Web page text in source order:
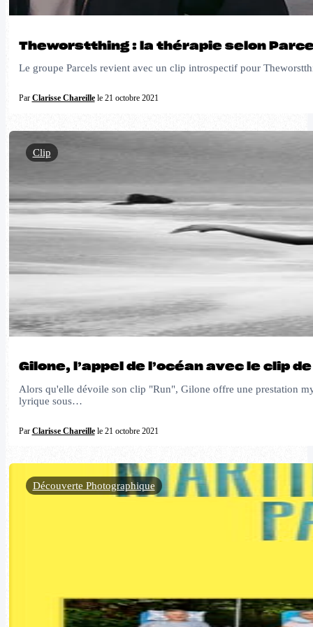
Theworstthing : la thérapie selon
Le groupe Parcels revient avec un clip introspectif pour
Par Clarisse Chareillele 21 octobre 2021
Gilone, l’appel de l’océan avec le clip de
Alors qu'elle dévoile son clip "Run", Gilone offre une prestation
lyrique sous…
Par Clarisse Chareillele 21 octobre 2021
Clip
Découverte Photographique